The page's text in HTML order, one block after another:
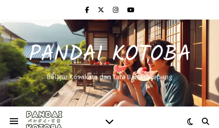
PANDAI KOTOBA
Belajar Kosakata dan Tata Bahasa Jepang